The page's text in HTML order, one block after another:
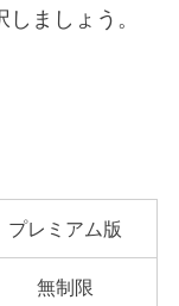
ましょう。
プレミアム版
無制限